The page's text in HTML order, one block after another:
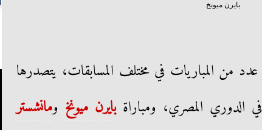
بايرن ميونخ
تقام اليوم الأربعاء 26-7-2023 عدد من المباريات في مختلف المسابقات، يتصدرها
الدوري المصري، ومباراةبايرن ميونخ ومانشستر